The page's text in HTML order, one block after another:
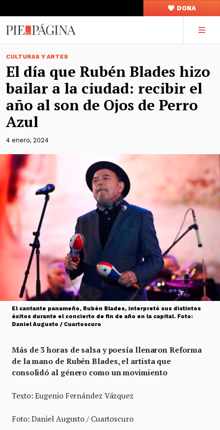
DONA
CULTURAS Y ARTES
El día que Rubén Blades hizo
bailar a la ciudad: recibir el
año al son de Ojos de Perro
Azul
4 enero, 2024
El cantante panameño, Rubén Blades, interpretó sus distintos
éxitos durante el concierto de fin de año en la capital. Foto:
Daniel Augusto / Cuartoscuro
Más de 3 horas de salsa y poesía llenaron Reforma
de la mano de Rubén Blades, el artista que
consolidó al género como un movimiento
Texto: Eugenio Fernández Vázquez
Foto: Daniel Augusto / Cuartoscuro